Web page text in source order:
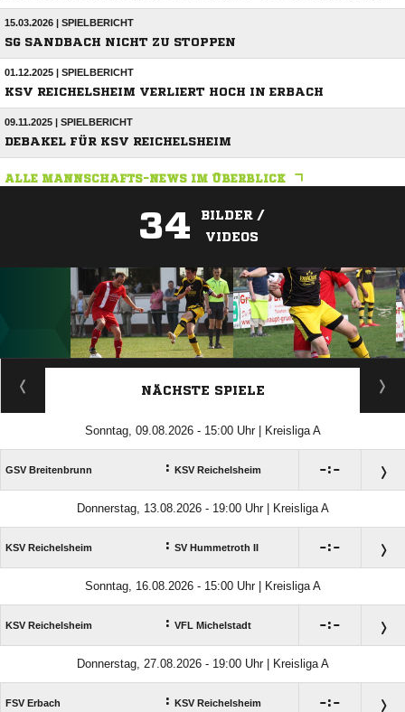
15.03.2026 | SPIELBERICHT
SG SANDBACH NICHT ZU STOPPEN
01.12.2025 | SPIELBERICHT
KSV REICHELSHEIM VERLIERT HOCH IN ERBACH
09.11.2025 | SPIELBERICHT
DEBAKEL FÜR KSV REICHELSHEIM
ALLE MANNSCHAFTS-NEWS IM ÜBERBLICK
34
BILDER /
VIDEOS
ANZEIGE
NÄCHSTE SPIELE
Sonntag, 09.08.2026 - 15:00 Uhr | Kreisliga A
GSV Breitenbrunn : KSV Reichelsheim :
Donnerstag, 13.08.2026 - 19:00 Uhr | Kreisliga A
KSV Reichelsheim : SV Hummetroth II :
Sonntag, 16.08.2026 - 15:00 Uhr | Kreisliga A
KSV Reichelsheim : VFL Michelstadt :
Donnerstag, 27.08.2026 - 19:00 Uhr | Kreisliga A
FSV Erbach : KSV Reichelsheim :